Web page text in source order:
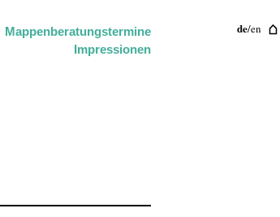
de/en
Mappenberatungstermine
Impressionen